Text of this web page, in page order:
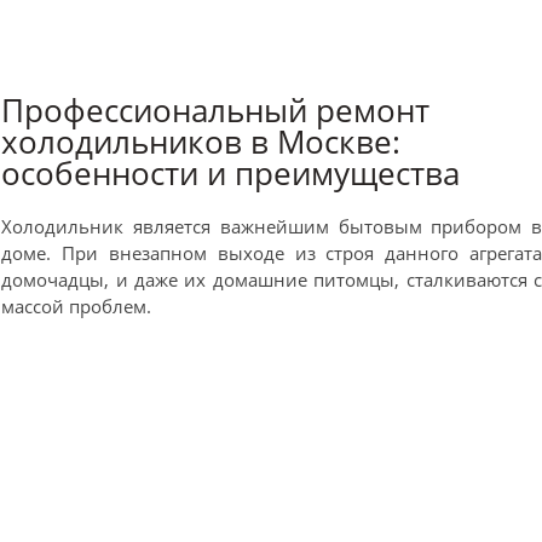
Профессиональный ремонт
холодильников в Москве:
особенности и преимущества
Холодильник является важнейшим бытовым прибором в
доме. При внезапном выходе из строя данного агрегата
домочадцы, и даже их домашние питомцы, сталкиваются с
массой проблем.